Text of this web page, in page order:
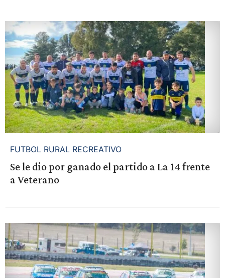
FUTBOL RURAL RECREATIVO
Se le dio por ganado el partido a La 14 frente
a Veterano